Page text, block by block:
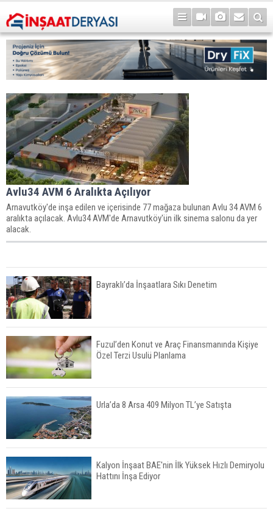
Avlu34 AVM 6 Aralıkta Açılıyor
Arnavutköy'de inşa edilen ve içerisinde 77 mağaza bulunan Avlu 34 AVM 6
aralıkta açılacak. Avlu34 AVM'de Arnavutköy'ün ilk sinema salonu da yer
alacak.
Bayraklı’da İnşaatlara Sıkı Denetim
Fuzul’den Konut ve Araç Finansmanında Kişiye
Özel Terzi Usulü Planlama
Urla’da 8 Arsa 409 Milyon TL’ye Satışta
Kalyon İnşaat BAE'nin İlk Yüksek Hızlı Demiryolu
Hattını İnşa Ediyor